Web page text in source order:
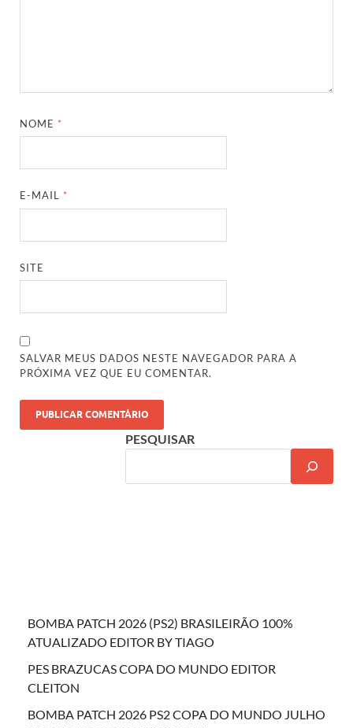
NOME *
E-MAIL *
SITE
SALVAR MEUS DADOS NESTE NAVEGADOR PARA A
PRÓXIMA VEZ QUE EU COMENTAR.
PESQUISAR
BOMBA PATCH 2026 (PS2) BRASILEIRÃO 100%
ATUALIZADO EDITOR BY TIAGO
PES BRAZUCAS COPA DO MUNDO EDITOR
CLEITON
BOMBA PATCH 2026 PS2 COPA DO MUNDO JULHO